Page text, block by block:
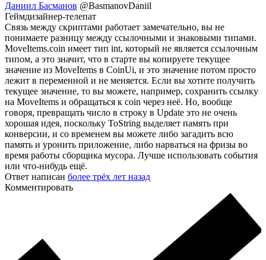
Даниил Басманов @BasmanovDaniil
Геймдизайнер-телепат
Связь между скриптами работает замечательно, вы не
понимаете разницу между ссылочными и знаковыми типами.
MoveItems.coin имеет тип int, который не является ссылочным
типом, а это значит, что в старте вы копируете текущее
значение из MoveItems в CoinUi, и это значение потом просто
лежит в переменной и не меняется. Если вы хотите получить
текущее значение, то вы можете, например, сохранить ссылку
на MoveItems и обращаться к coin через неё. Но, вообще
говоря, превращать число в строку в Update это не очень
хорошая идея, поскольку ToString выделяет память при
конверсии, и со временем вы можете либо загадить всю
память и уронить приложение, либо нарваться на фризы во
время работы сборщика мусора. Лучше использовать события
или что-нибудь ещё.
Ответ написан более трёх лет назад
Комментировать